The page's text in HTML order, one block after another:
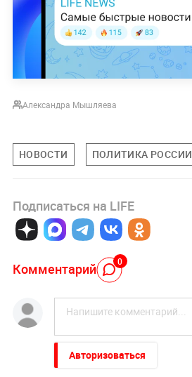
Александра Мышляева
НОВОСТИ ПОЛИТИКА РОССИИ
Подписаться на LIFE
Комментарий 0
Авторизоваться